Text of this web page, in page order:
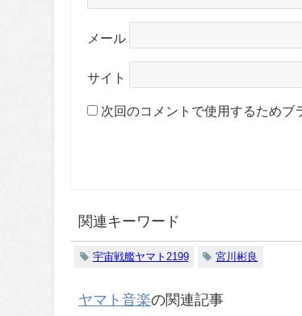
メール
サイト
次回のコメントで使用するためブ
関連キーワード
宇宙戦艦ヤマト2199 宮川彬良
ヤマト音楽の関連記事